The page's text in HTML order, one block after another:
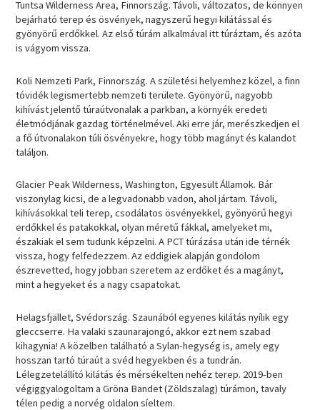
Tuntsa Wilderness Area, Finnország. Távoli, változatos, de könnyen
bejárható terep és ösvények, nagyszerű hegyi kilátással és
gyönyörű erdőkkel. Az első túrám alkalmával itt túráztam, és azóta
is vágyom vissza.
Koli Nemzeti Park, Finnország. A születési helyemhez közel, a finn
tóvidék legismertebb nemzeti területe. Gyönyörű, nagyobb
kihívást jelentő túraútvonalak a parkban, a környék eredeti
életmódjának gazdag történelmével. Aki erre jár, merészkedjen el
a fő útvonalakon túli ösvényekre, hogy több magányt és kalandot
találjon.
Glacier Peak Wilderness, Washington, Egyesült Államok. Bár
viszonylag kicsi, de a legvadonabb vadon, ahol jártam. Távoli,
kihívásokkal teli terep, csodálatos ösvényekkel, gyönyörű hegyi
erdőkkel és patakokkal, olyan méretű fákkal, amelyeket mi,
északiak el sem tudunk képzelni. A PCT túrázása után ide térnék
vissza, hogy felfedezzem. Az eddigiek alapján gondolom
észrevetted, hogy jobban szeretem az erdőket és a magányt,
mint a hegyeket és a nagy csapatokat.
Helagsfjället, Svédország. Szaunából egyenes kilátás nyílik egy
gleccserre. Ha valaki szaunarajongó, akkor ezt nem szabad
kihagynia! A közelben található a Sylan-hegység is, amely egy
hosszan tartó túraút a svéd hegyekben és a tundrán.
Lélegzetelállító kilátás és mérsékelten nehéz terep. 2019-ben
végiggyalogoltam a Gröna Bandet (Zöldszalag) túrámon, tavaly
télen pedig a norvég oldalon síeltem.